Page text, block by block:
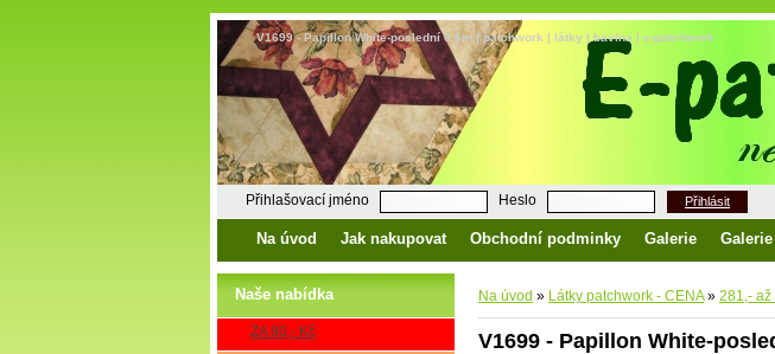
V1699 - Papillon White-poslední 0,6m | patchwork | látky | bavlna | e-patchwork
Přihlašovací jméno Heslo Přihlásit
Na úvod Jak nakupovat Obchodní podminky Galerie
Naše nabídka
ZA 80,- Kč
Na úvod » Látky patchwork - CENA » 281,- až
V1699 - Papillon White-